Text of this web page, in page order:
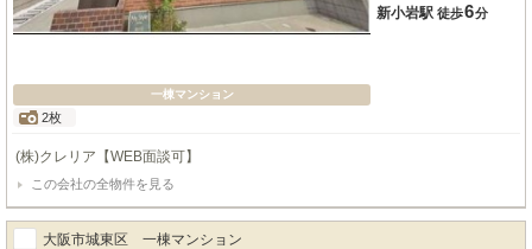
一棟マンション
2枚
新小岩駅 徒歩6分
(株)クレリア【WEB面談可】
この会社の全物件を見る
大阪市城東区 一棟マンション